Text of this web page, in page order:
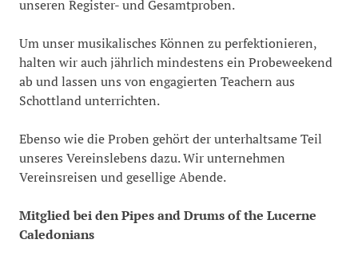
unseren Register- und Gesamtproben.
Um unser musikalisches Können zu perfektionieren,
halten wir auch jährlich mindestens ein Probeweekend
ab und lassen uns von engagierten Teachern aus
Schottland unterrichten.
Ebenso wie die Proben gehört der unterhaltsame Teil
unseres Vereinslebens dazu. Wir unternehmen
Vereinsreisen und gesellige Abende.
Mitglied bei den Pipes and Drums of the Lucerne
Caledonians